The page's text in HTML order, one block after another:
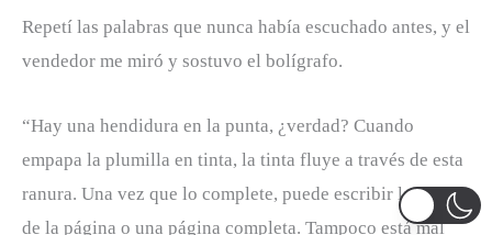
Repetí las palabras que nunca había escuchado antes, y el
vendedor me miró y sostuvo el bolígrafo.
“Hay una hendidura en la punta, ¿verdad? Cuando
empapa la plumilla en tinta, la tinta fluye a través de esta
ranura. Una vez que lo complete, puede escribir la mitad
de la página o una página completa. Tampoco está mal